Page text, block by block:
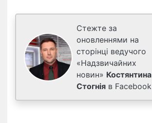
Стежте за
оновленнями на
сторінці ведучого
«Надзвичайних
новин» Костянтина
Стогнія в Facebook